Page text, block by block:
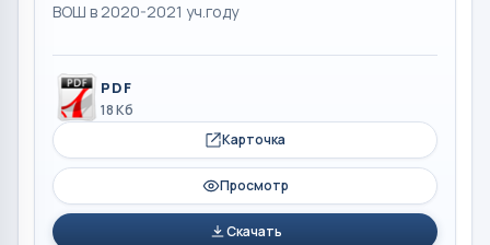
ВОШ в 2020-2021 уч.году
PDF
18 Кб
Карточка
Просмотр
Скачать